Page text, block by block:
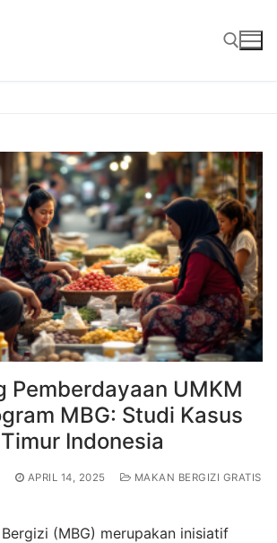
Pemberdayaan UMKM
MBG: Studi Kasus
Indonesia
APRIL 14, 2025
MAKAN BERGIZI GRATIS
(MBG) merupakan inisiatif